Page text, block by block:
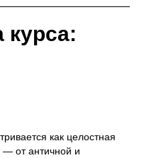
курса:
как целостная
— от античной и